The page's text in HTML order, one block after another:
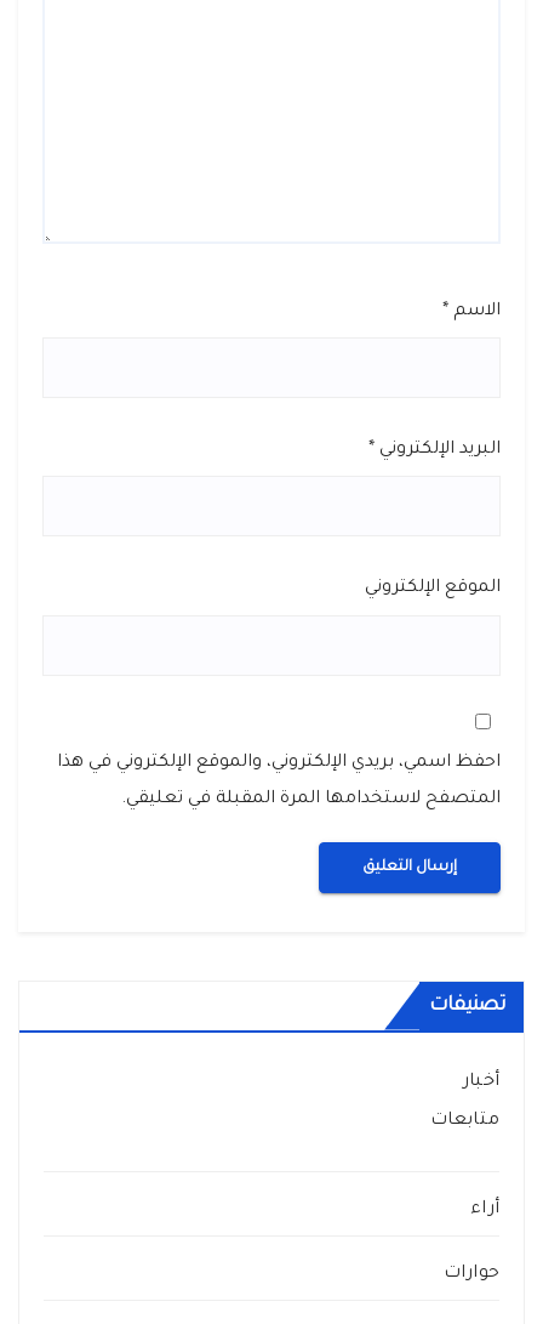
الاسم *
البريد الإلكتروني *
الموقع الإلكتروني
احفظ اسمي، بريدي الإلكتروني، والموقع الإلكتروني في هذا
المتصفح لاستخدامها المرة المقبلة في تعليقي.
تصنيفات
أخبار
متابعات
أراء
حوارات